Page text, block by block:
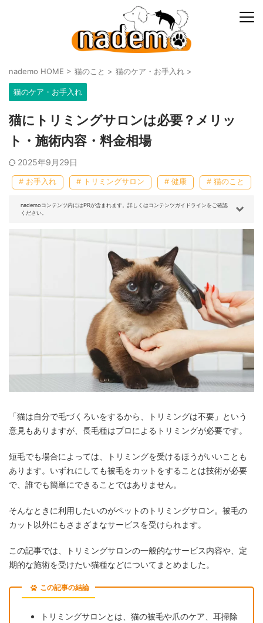
nademo HOME > 猫のこと > 猫のケア・お手入れ >
猫のケア・お手入れ
猫にトリミングサロンは必要？メリッ
ト・施術内容・料金相場
2025年9月29日
# お手入れ # トリミングサロン # 健康 # 猫のこと
nademoコンテンツ内にはPRが含まれます。詳しくはコンテンツガイドラインをご確認
ください。
「猫は自分で毛づくろいをするから、トリミングは不要」という
意見もありますが、長毛種はプロによるトリミングが必要です。
短毛でも場合によっては、トリミングを受けるほうがいいことも
あります。いずれにしても被毛をカットをすることは技術が必要
で、誰でも簡単にできることではありません。
そんなときに利用したいのがペットのトリミングサロン。被毛の
カット以外にもさまざまなサービスを受けられます。
この記事では、トリミングサロンの一般的なサービス内容や、定
期的な施術を受けたい猫種などについてまとめました。
この記事の結論
トリミングサロンとは、猫の被毛や爪のケア、耳掃除